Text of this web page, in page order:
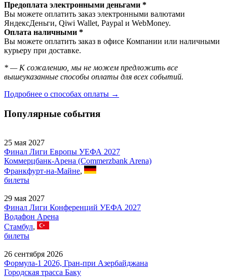
Предоплата электронными деньгами *
Вы можете оплатить заказ электронными валютами
ЯндексДеньги, Qiwi Wallet, Paypal и WebMoney.
Оплата наличными *
Вы можете оплатить заказ в офисе Компании или наличными
курьеру при доставке.
* — К сожалению, мы не можем предложить все
вышеуказанные способы оплаты для всех событий.
Подробнее о способах оплаты →
Популярные события
25 мая 2027
Финал Лиги Европы УЕФА 2027
Коммерцбанк-Арена (Commerzbank Arena)
Франкфурт-на-Майне,
билеты
29 мая 2027
Финал Лиги Конференций УЕФА 2027
Водафон Арена
Стамбул,
билеты
26 сентября 2026
Формула-1 2026, Гран-при Азербайджана
Городская трасса Баку